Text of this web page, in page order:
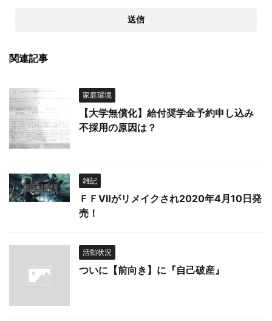
関連記事
家庭環境
【大学無償化】給付奨学金予約申し込み
不採用の原因は？
雑記
ＦＦⅦがリメイクされ2020年4月10日発
売！
活動状況
ついに【前向き】に『自己破産』